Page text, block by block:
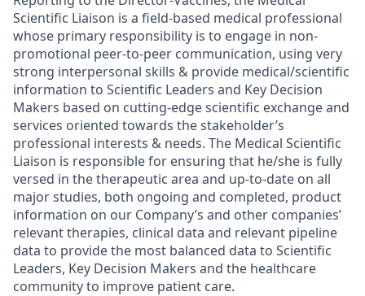
Scientific Liaison is a field-based medical professional
whose primary responsibility is to engage in non-
promotional peer-to-peer communication, using very
strong interpersonal skills & provide medical/scientific
information to Scientific Leaders and Key Decision
Makers based on cutting-edge scientific exchange and
services oriented towards the stakeholder’s
professional interests & needs. The Medical Scientific
Liaison is responsible for ensuring that he/she is fully
versed in the therapeutic area and up-to-date on all
major studies, both ongoing and completed, product
information on our Company’s and other companies’
relevant therapies, clinical data and relevant pipeline
data to provide the most balanced data to Scientific
Leaders, Key Decision Makers and the healthcare
community to improve patient care.